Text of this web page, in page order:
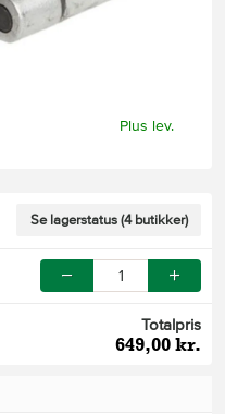
Plus lev.
Se lagerstatus (4 butikker)
Totalpris
649,00 kr.